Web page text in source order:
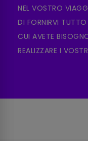
NEL VOSTRO
DI FORNIRVI
CUI AVETE
REALIZZARE I